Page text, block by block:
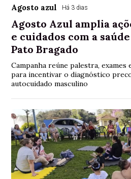
Agosto azul Há 3 dias
Agosto Azul amplia
e cuidados com a
Pato Bragado
Campanha reúne palestra,
para incentivar o diagnóstico
autocuidado masculino